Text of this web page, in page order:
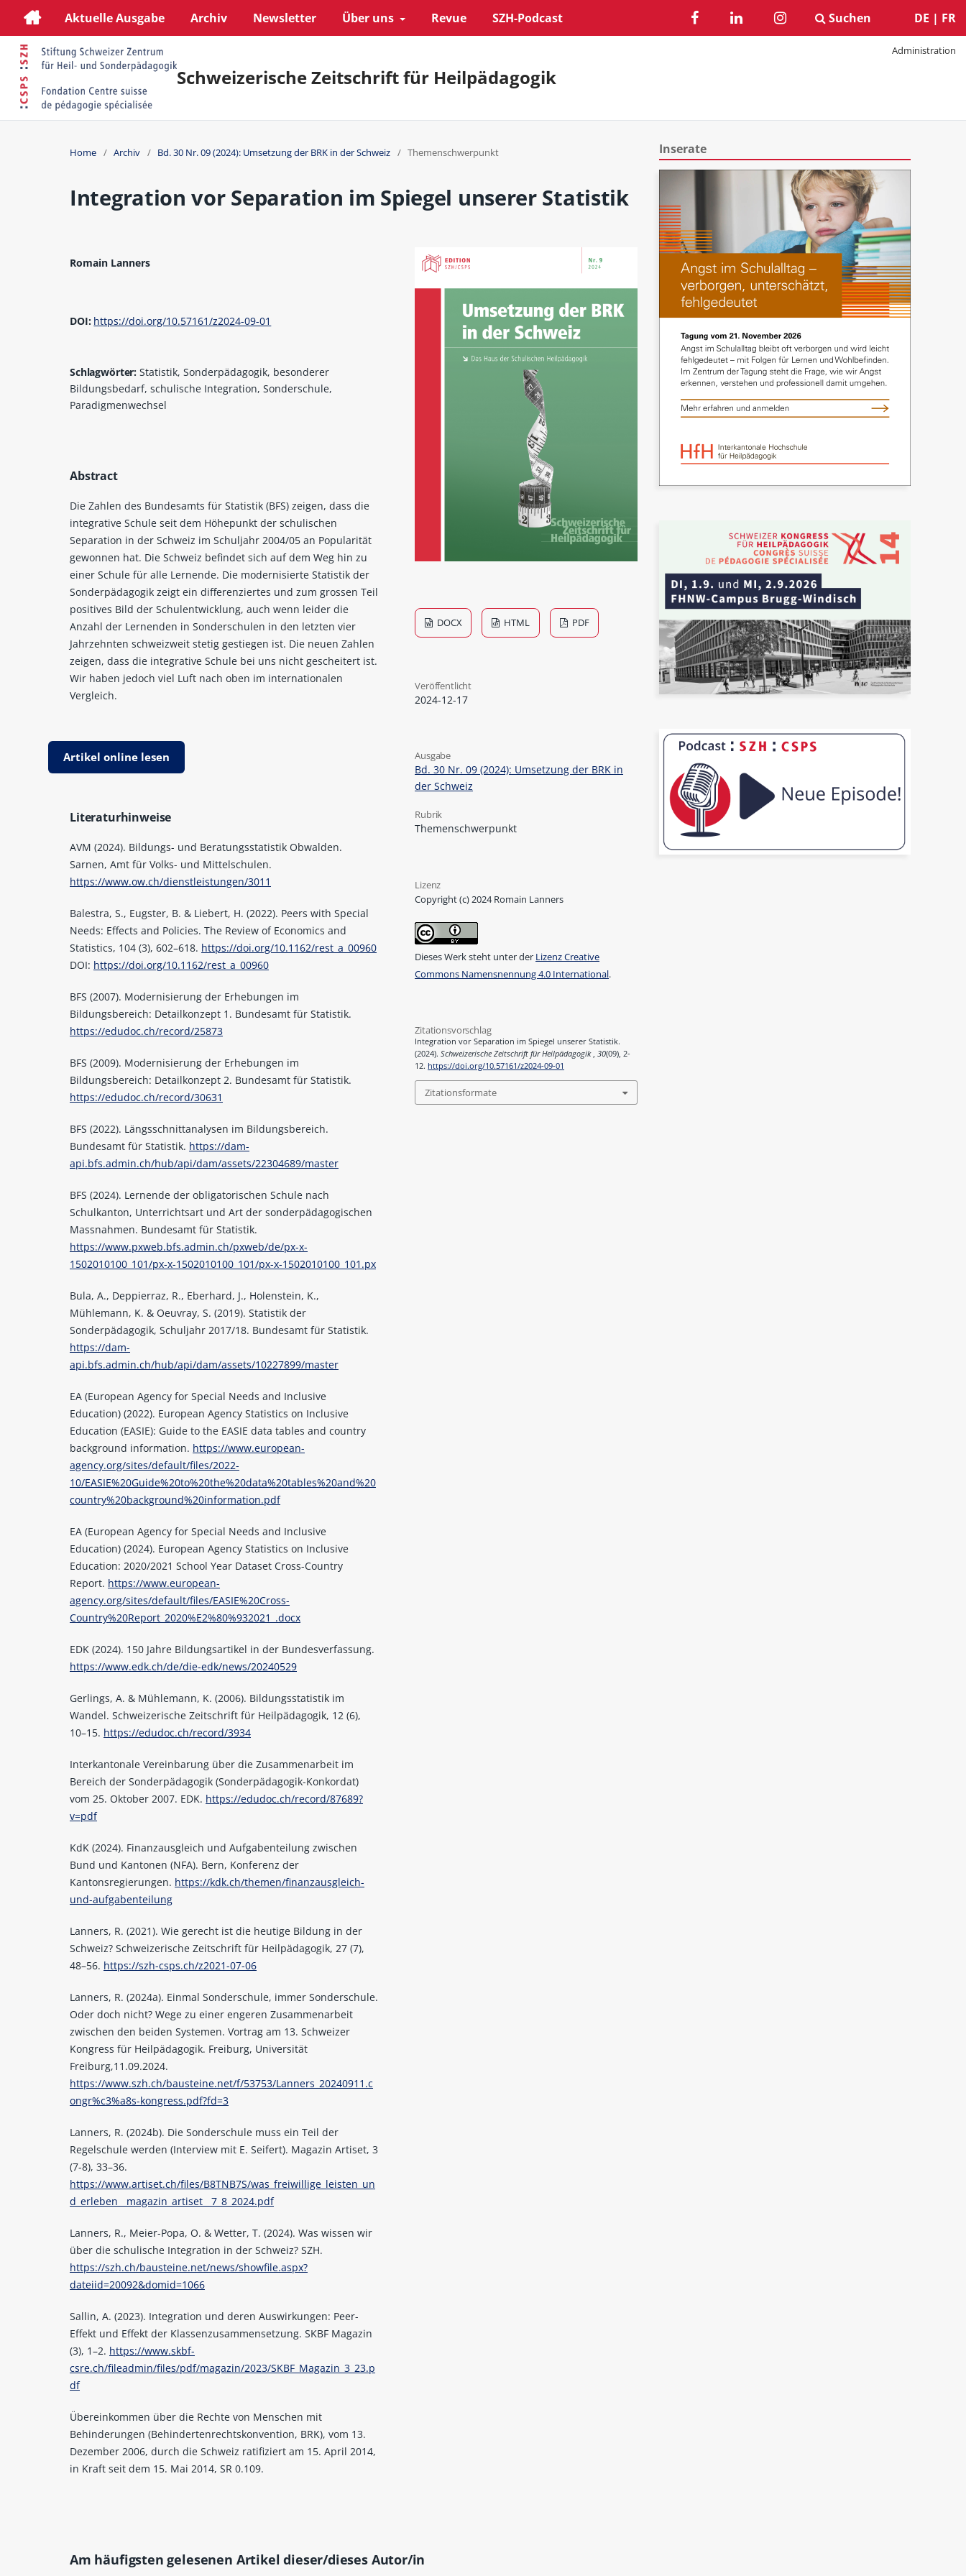
Aktuelle Ausgabe Archiv Newsletter Über uns Revue SZH-Podcast
Administration
DE | FR
Suchen
Schweizerische Zeitschrift für Heilpädagogik
Home / Archiv / Bd. 30 Nr. 09 (2024): Umsetzung der BRK in der Schweiz / Themenschwerpunkt
Integration vor Separation im Spiegel unserer Statistik
Romain Lanners
DOI: https://doi.org/10.57161/z2024-09-01
Schlagwörter:Statistik, Sonderpädagogik, besonderer
Bildungsbedarf, schulische Integration, Sonderschule,
Paradigmenwechsel
Abstract
Die Zahlen des Bundesamts für Statistik (BFS) zeigen, dass die
integrative Schule seit dem Höhepunkt der schulischen
Separation in der Schweiz im Schuljahr 2004/05 an Popularität
gewonnen hat. Die Schweiz befindet sich auf dem Weg hin zu
einer Schule für alle Lernende. Die modernisierte Statistik der
Sonderpädagogik zeigt ein differenziertes und zum grossen Teil
positives Bild der Schulentwicklung, auch wenn leider die
Anzahl der Lernenden in Sonderschulen in den letzten vier
Jahrzehnten schweizweit stetig gestiegen ist. Die neuen Zahlen
zeigen, dass die integrative Schule bei uns nicht gescheitert ist.
Wir haben jedoch viel Luft nach oben im internationalen
Vergleich.
Artikel online lesen
Literaturhinweise
AVM (2024). Bildungs- und Beratungsstatistik Obwalden.
Sarnen, Amt für Volks- und Mittelschulen.
https://www.ow.ch/dienstleistungen/3011
Balestra, S., Eugster, B. & Liebert, H. (2022). Peers with Special
Needs: Effects and Policies. The Review of Economics and
Statistics, 104 (3), 602–618. https://doi.org/10.1162/rest_a_00960
DOI: https://doi.org/10.1162/rest_a_00960
BFS (2007). Modernisierung der Erhebungen im
Bildungsbereich: Detailkonzept 1. Bundesamt für Statistik.
https://edudoc.ch/record/25873
BFS (2009). Modernisierung der Erhebungen im
Bildungsbereich: Detailkonzept 2. Bundesamt für Statistik.
https://edudoc.ch/record/30631
BFS (2022). Längsschnittanalysen im Bildungsbereich.
Bundesamt für Statistik. https://dam-
api.bfs.admin.ch/hub/api/dam/assets/22304689/master
BFS (2024). Lernende der obligatorischen Schule nach
Schulkanton, Unterrichtsart und Art der sonderpädagogischen
Massnahmen. Bundesamt für Statistik.
https://www.pxweb.bfs.admin.ch/pxweb/de/px-x-
1502010100_101/px-x-1502010100_101/px-x-1502010100_101.px
Bula, A., Deppierraz, R., Eberhard, J., Holenstein, K.,
Mühlemann, K. & Oeuvray, S. (2019). Statistik der
Sonderpädagogik, Schuljahr 2017/18. Bundesamt für Statistik.
https://dam-
api.bfs.admin.ch/hub/api/dam/assets/10227899/master
EA (European Agency for Special Needs and Inclusive
Education) (2022). European Agency Statistics on Inclusive
Education (EASIE): Guide to the EASIE data tables and country
background information. https://www.european-
agency.org/sites/default/files/2022-
10/EASIE%20Guide%20to%20the%20data%20tables%20and%20
country%20background%20information.pdf
EA (European Agency for Special Needs and Inclusive
Education) (2024). European Agency Statistics on Inclusive
Education: 2020/2021 School Year Dataset Cross-Country
Report. https://www.european-
agency.org/sites/default/files/EASIE%20Cross-
Country%20Report_2020%E2%80%932021_.docx
EDK (2024). 150 Jahre Bildungsartikel in der Bundesverfassung.
https://www.edk.ch/de/die-edk/news/20240529
Gerlings, A. & Mühlemann, K. (2006). Bildungsstatistik im
Wandel. Schweizerische Zeitschrift für Heilpädagogik, 12 (6),
10–15. https://edudoc.ch/record/3934
Interkantonale Vereinbarung über die Zusammenarbeit im
Bereich der Sonderpädagogik (Sonderpädagogik-Konkordat)
vom 25. Oktober 2007. EDK. https://edudoc.ch/record/87689?
v=pdf
KdK (2024). Finanzausgleich und Aufgabenteilung zwischen
Bund und Kantonen (NFA). Bern, Konferenz der
Kantonsregierungen. https://kdk.ch/themen/finanzausgleich-
und-aufgabenteilung
Lanners, R. (2021). Wie gerecht ist die heutige Bildung in der
Schweiz? Schweizerische Zeitschrift für Heilpädagogik, 27 (7),
48–56. https://szh-csps.ch/z2021-07-06
Lanners, R. (2024a). Einmal Sonderschule, immer Sonderschule.
Oder doch nicht? Wege zu einer engeren Zusammenarbeit
zwischen den beiden Systemen. Vortrag am 13. Schweizer
Kongress für Heilpädagogik. Freiburg, Universität
Freiburg,11.09.2024.
https://www.szh.ch/bausteine.net/f/53753/Lanners_20240911.c
ongr%c3%a8s-kongress.pdf?fd=3
Lanners, R. (2024b). Die Sonderschule muss ein Teil der
Regelschule werden (Interview mit E. Seifert). Magazin Artiset, 3
(7-8), 33–36.
https://www.artiset.ch/files/B8TNB7S/was_freiwillige_leisten_un
d_erleben__magazin_artiset__7_8_2024.pdf
Lanners, R., Meier-Popa, O. & Wetter, T. (2024). Was wissen wir
über die schulische Integration in der Schweiz? SZH.
https://szh.ch/bausteine.net/news/showfile.aspx?
dateiid=20092&domid=1066
Sallin, A. (2023). Integration und deren Auswirkungen: Peer-
Effekt und Effekt der Klassenzusammensetzung. SKBF Magazin
(3), 1–2. https://www.skbf-
csre.ch/fileadmin/files/pdf/magazin/2023/SKBF_Magazin_3_23.p
df
Übereinkommen über die Rechte von Menschen mit
Behinderungen (Behindertenrechtskonvention, BRK), vom 13.
Dezember 2006, durch die Schweiz ratifiziert am 15. April 2014,
in Kraft seit dem 15. Mai 2014, SR 0.109.
DOCX HTML PDF
Veröffentlicht
2024-12-17
Ausgabe
Bd. 30 Nr. 09 (2024): Umsetzung der BRK in
der Schweiz
Rubrik
Themenschwerpunkt
Lizenz
Copyright (c) 2024 Romain Lanners
Dieses Werk steht unter der Lizenz Creative
Commons Namensnennung 4.0 International.
Zitationsvorschlag
Integration vor Separation im Spiegel unserer Statistik.
(2024).Schweizerische Zeitschrift für Heilpädagogik ,30(09), 2-
12. https://doi.org/10.57161/z2024-09-01
Zitationsformate
Am häufigsten gelesenen Artikel dieser/dieses Autor/in
Inserate